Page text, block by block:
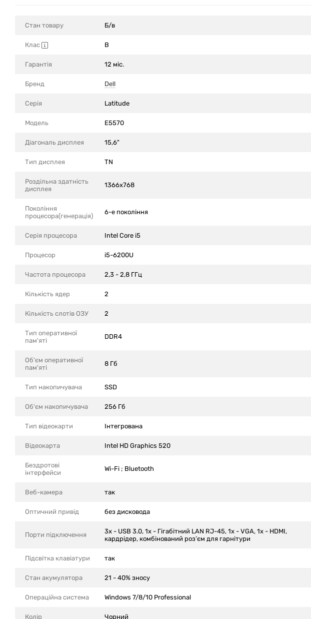
Стан товару Б/в
Клас B
Гарантія 12 міс.
Бренд Dell
Серія Latitude
Модель E5570
Діагональ дисплея 15,6"
Тип дисплея TN
Роздільна здатність
дисплея
1366x768
Покоління
процесора(генерація)
6-е покоління
Серія процесора Intel Core i5
Процесор i5-6200U
Частота процесора 2,3 - 2,8 ГГц
Кількість ядер 2
Кількість слотів ОЗУ 2
Тип оперативної
пам'яті
DDR4
Об'єм оперативної
пам'яті
8 Гб
Тип накопичувача SSD
Об'єм накопичувача 256 Гб
Тип відеокарти Інтегрована
Відеокарта Intel HD Graphics 520
Бездротові
інтерфейси
Wi-Fi ; Bluetooth
Веб-камера так
Оптичний привід без дисковода
Порти підключення
3x - USB 3.0, 1x - Гігабітний LAN RJ-45, 1x - VGA, 1x - HDMI,
кардрідер, комбінований роз’єм для гарнітури
Підсвітка клавіатури так
Стан акумулятора 21 - 40% зносу
Операційна система Windows 7/8/10 Professional
Колір Чорний